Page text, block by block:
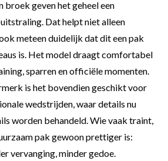
broek geven het geheel een
Dat helpt niet alleen
meteen duidelijk dat dit een pak
is. Het model draagt comfortabel
sparren en officiële momenten.
is het bovendien geschikt voor
wedstrijden, waar details nu
worden behandeld. Wie vaak traint,
pak gewoon prettiger is:
vervanging, minder gedoe.